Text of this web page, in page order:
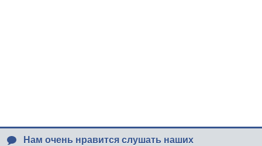
Нам очень нравится слушать наших